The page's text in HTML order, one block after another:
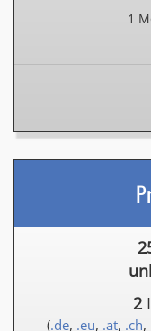
1
2
(.de, .eu, .at, .ch,